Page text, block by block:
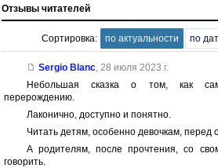
Отзывы читателей
Сортировка: по актуальности по
Sergio Blanc, 28 июля 2023 г.
Небольшая сказка о том, как
перерождению.
Лаконично, доступно и понятно.
Читать детям, особенно девочкам, перед
А родителям, после прочтения, со
говорить.